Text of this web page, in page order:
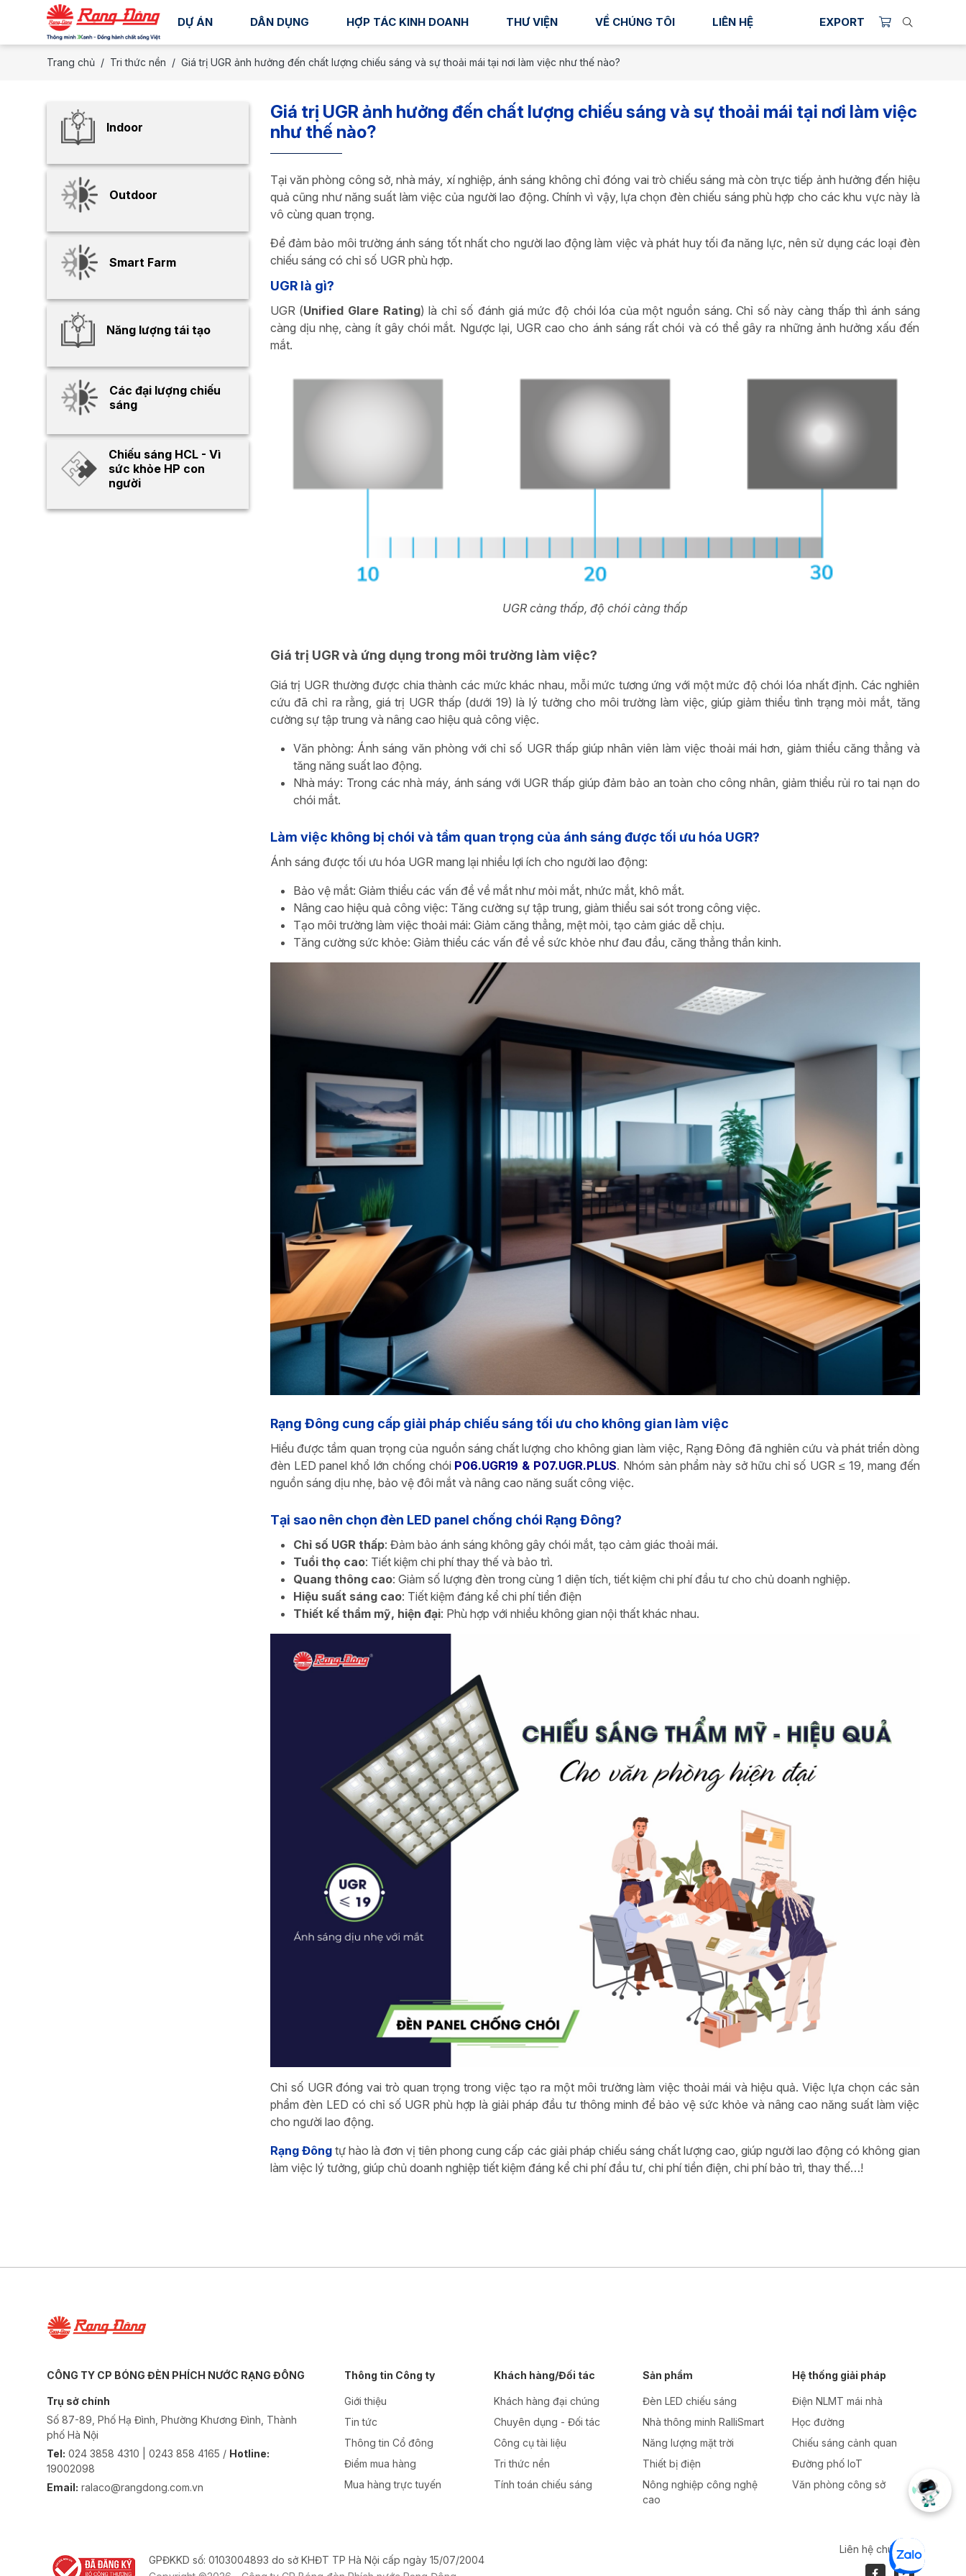
DỰ ÁN DÂN DỤNG HỢP TÁC KINH DOANH THƯ VIỆN VỀ CHÚNG TÔI LIÊN HỆ EXPORT
Trang chủ Tri thức nền Giá trị UGR ảnh hưởng đến chất lượng chiếu sáng và sự thoải mái tại nơi làm việc như thế nào?
Giá trị UGR ảnh hưởng đến chất lượng chiếu sáng và sự thoải mái tại nơi làm việc
như thế nào?
Tại văn phòng công sở, nhà máy, xí nghiệp, ánh sáng không chỉ đóng vai trò chiếu sáng mà còn trực tiếp ảnh hưởng đến hiệu
quả cũng như năng suất làm việc của người lao động. Chính vì vậy, lựa chọn đèn chiếu sáng phù hợp cho các khu vực này là
vô cùng quan trọng.
Để đảm bảo môi trường ánh sáng tốt nhất cho người lao động làm việc và phát huy tối đa năng lực, nên sử dụng các loại đèn
chiếu sáng có chỉ số UGR phù hợp.
UGR là gì?
UGR (Unified Glare Rating) là chỉ số đánh giá mức độ chói lóa của một nguồn sáng. Chỉ số này càng thấp thì ánh sáng
càng dịu nhẹ, càng ít gây chói mắt. Ngược lại, UGR cao cho ánh sáng rất chói và có thể gây ra những ảnh hưởng xấu đến
mắt.
UGR càng thấp, độ chói càng thấp
Giá trị UGR và ứng dụng trong môi trường làm việc?
Giá trị UGR thường được chia thành các mức khác nhau, mỗi mức tương ứng với một mức độ chói lóa nhất định. Các nghiên
cứu đã chỉ ra rằng, giá trị UGR thấp (dưới 19) là lý tưởng cho môi trường làm việc, giúp giảm thiểu tình trạng mỏi mắt, tăng
cường sự tập trung và nâng cao hiệu quả công việc.
Văn phòng: Ánh sáng văn phòng với chỉ số UGR thấp giúp nhân viên làm việc thoải mái hơn, giảm thiểu căng thẳng và
tăng năng suất lao động.
Nhà máy: Trong các nhà máy, ánh sáng với UGR thấp giúp đảm bảo an toàn cho công nhân, giảm thiểu rủi ro tai nạn do
chói mắt.
Làm việc không bị chói và tầm quan trọng của ánh sáng được tối ưu hóa UGR?
Ánh sáng được tối ưu hóa UGR mang lại nhiều lợi ích cho người lao động:
Bảo vệ mắt: Giảm thiểu các vấn đề về mắt như mỏi mắt, nhức mắt, khô mắt.
Nâng cao hiệu quả công việc: Tăng cường sự tập trung, giảm thiểu sai sót trong công việc.
Tạo môi trường làm việc thoải mái: Giảm căng thẳng, mệt mỏi, tạo cảm giác dễ chịu.
Tăng cường sức khỏe: Giảm thiểu các vấn đề về sức khỏe như đau đầu, căng thẳng thần kinh.
Rạng Đông cung cấp giải pháp chiếu sáng tối ưu cho không gian làm việc
Hiểu được tầm quan trọng của nguồn sáng chất lượng cho không gian làm việc, Rạng Đông đã nghiên cứu và phát triển dòng
đèn LED panel khổ lớn chống chói P06.UGR19 & P07.UGR.PLUS. Nhóm sản phẩm này sở hữu chỉ số UGR ≤ 19, mang đến
nguồn sáng dịu nhẹ, bảo vệ đôi mắt và nâng cao năng suất công việc.
Tại sao nên chọn đèn LED panel chống chói Rạng Đông?
Chỉ số UGR thấp: Đảm bảo ánh sáng không gây chói mắt, tạo cảm giác thoải mái.
Tuổi thọ cao: Tiết kiệm chi phí thay thế và bảo trì.
Quang thông cao: Giảm số lượng đèn trong cùng 1 diện tích, tiết kiệm chi phí đầu tư cho chủ doanh nghiệp.
Hiệu suất sáng cao: Tiết kiệm đáng kể chi phí tiền điện
Thiết kế thẩm mỹ, hiện đại: Phù hợp với nhiều không gian nội thất khác nhau.
Chỉ số UGR đóng vai trò quan trọng trong việc tạo ra một môi trường làm việc thoải mái và hiệu quả. Việc lựa chọn các sản
phẩm đèn LED có chỉ số UGR phù hợp là giải pháp đầu tư thông minh để bảo vệ sức khỏe và nâng cao năng suất làm việc
cho người lao động.
Rạng Đôngtự hào là đơn vị tiên phong cung cấp các giải pháp chiếu sáng chất lượng cao, giúp người lao động có không gian
làm việc lý tưởng, giúp chủ doanh nghiệp tiết kiệm đáng kể chi phí đầu tư, chi phí tiền điện, chi phí bảo trì, thay thế…!
Indoor
Outdoor
Smart Farm
Năng lượng tái tạo
Các đại lượng chiếu
sáng
Chiếu sáng HCL - Vì
sức khỏe HP con
người
CÔNG TY CP BÓNG ĐÈN PHÍCH NƯỚC RẠNG ĐÔNG
Trụ sở chính
Số 87-89, Phố Hạ Đình, Phường Khương Đình, Thành
phố Hà Nội
Tel: 024 3858 4310 | 0243 858 4165 / Hotline:
19002098
Email: ralaco@rangdong.com.vn
Thông tin Công ty
Giới thiệu
Tin tức
Thông tin Cổ đông
Điểm mua hàng
Mua hàng trực tuyến
Khách hàng/Đối tác
Khách hàng đại chúng
Chuyên dụng - Đối tác
Công cụ tài liệu
Tri thức nền
Tính toán chiếu sáng
Sản phẩm
Đèn LED chiếu sáng
Nhà thông minh RalliSmart
Năng lượng mặt trời
Thiết bị điện
Nông nghiệp công nghệ
cao
Hệ thống giải pháp
Điện NLMT mái nhà
Học đường
Chiếu sáng cảnh quan
Đường phố IoT
Văn phòng công sở
GPĐKKD số: 0103004893 do sở KHĐT TP Hà Nội cấp ngày 15/07/2004
Liên hệ chúng tôi